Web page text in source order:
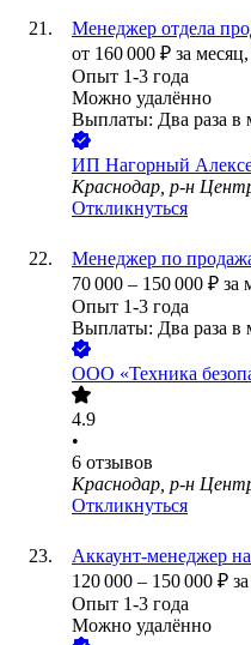
Менеджер отдела
от 160 000 ₽ за месяц,
Опыт 1-3 года
Можно удалённо
Выплаты: Два раза в
ИП Нагорный
Краснодар, р-н
Откликнуться
Менеджер по
70 000 – 150 000 ₽ за
Опыт 1-3 года
Выплаты: Два раза в
ООО «Техника
4.9
•
6 отзывов
Краснодар, р-н
Откликнуться
Аккаунт-менеджер
120 000 – 150 000 ₽
Опыт 1-3 года
Можно удалённо